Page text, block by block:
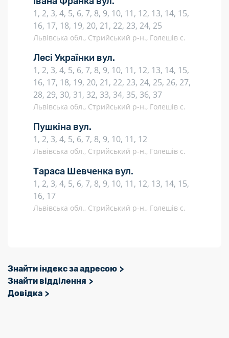
1, 2, 3, 4, 5, 6, 7, 8, 9, 10, 11, 12, 13, 14, 15,
16, 17, 18, 19, 20, 21, 22, 23, 24, 25
Львівська обл., Стрийський р-н., Голешів с.
Лесі Українки вул.
1, 2, 3, 4, 5, 6, 7, 8, 9, 10, 11, 12, 13, 14, 15,
16, 17, 18, 19, 20, 21, 22, 23, 24, 25, 26, 27,
28, 29, 30, 31, 32, 33, 34, 35, 36, 37
Львівська обл., Стрийський р-н., Голешів с.
Пушкіна вул.
1, 2, 3, 4, 5, 6, 7, 8, 9, 10, 11, 12
Львівська обл., Стрийський р-н., Голешів с.
Тараса Шевченка вул.
1, 2, 3, 4, 5, 6, 7, 8, 9, 10, 11, 12, 13, 14, 15,
16, 17
Львівська обл., Стрийський р-н., Голешів с.
Знайти індекс за адресою
Знайти відділення
Довідка